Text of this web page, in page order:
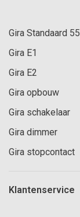
Gira Standaard 55
Gira E1
Gira E2
Gira opbouw
Gira schakelaar
Gira dimmer
Gira stopcontact
Klantenservice